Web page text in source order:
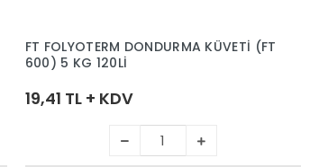
FT FOLYOTERM DONDURMA KÜVETİ (FT
600) 5 KG 120Lİ
19,41 TL + KDV